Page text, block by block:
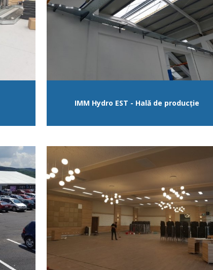
IMM Hydro EST - Hală de producție